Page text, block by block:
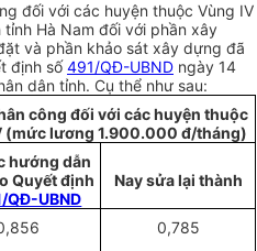
đối với các huyện thuộc Vùng IV
Hà Nam đối với phần xây
và phần khảo sát xây dựng đã
định số491/QĐ-UBND ngày 14
dân tỉnh. Cụ thể như sau:
công đối với các huyện thuộc
(mức lương 1.900.000 đ/tháng)
hướng dẫn
Quyết định
QĐ-UBND
Nay sửa lại thành
0,785